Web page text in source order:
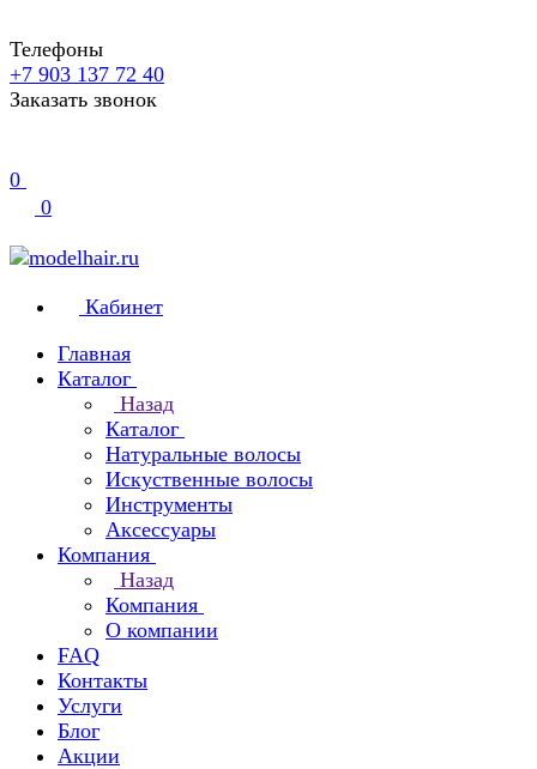
Телефоны
+7 903 137 72 40
Заказать звонок
0
0
Кабинет
Главная
Каталог
Назад
Каталог
Натуральные волосы
Искуственные волосы
Инструменты
Аксессуары
Компания
Назад
Компания
О компании
FAQ
Контакты
Услуги
Блог
Акции